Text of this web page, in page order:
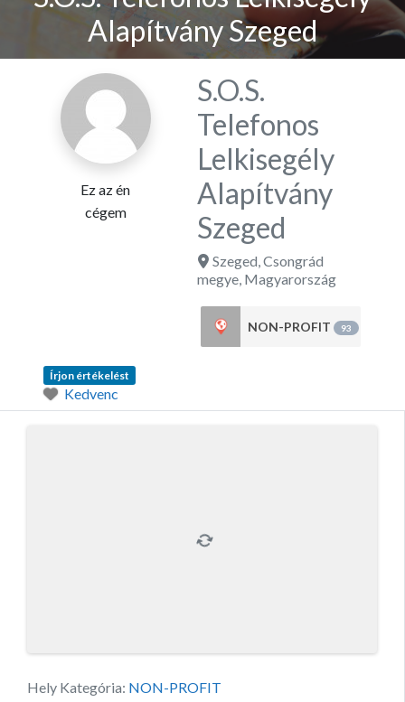
Alapítvány Szeged
Ez az én
cégem
S.O.S.
Telefonos
Lelkisegély
Alapítvány
Szeged
Szeged,Csongrád
megye, Magyarország
NON-PROFIT 93
Írjon értékelést
Kedvenc
Hely Kategória: NON-PROFIT